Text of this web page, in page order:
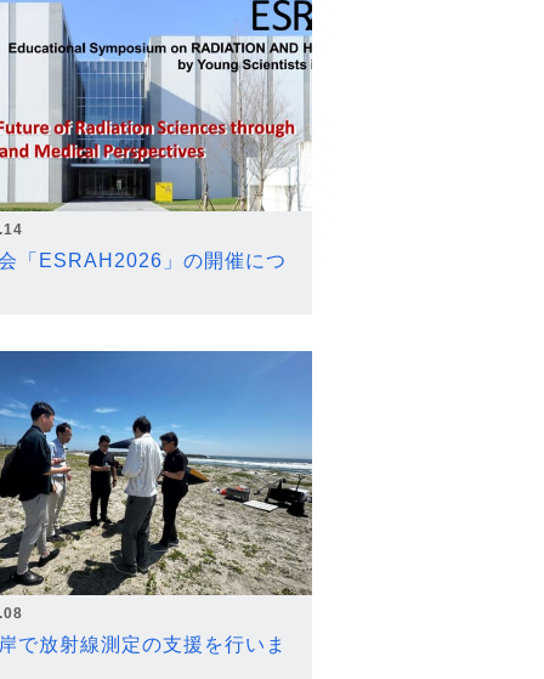
「ESRAH2026」の開催につ
で放射線測定の支援を行いま